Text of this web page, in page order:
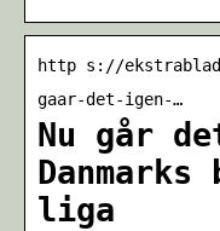
http s://
gaar-det-igen-…
Nu går
Danmarks
liga